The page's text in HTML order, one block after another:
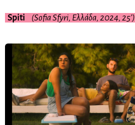
Spiti (Sofia Sfyri, Ελλάδα, 2024, 25’)